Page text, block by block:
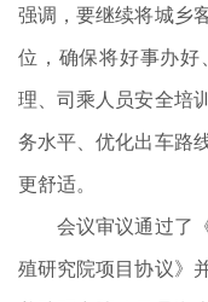
强调，要继续将城乡
位，确保将好事办好
理、司乘人员安全培
务水平、优化出车路
更舒适。
会议审议通过了《
殖研究院项目协议》